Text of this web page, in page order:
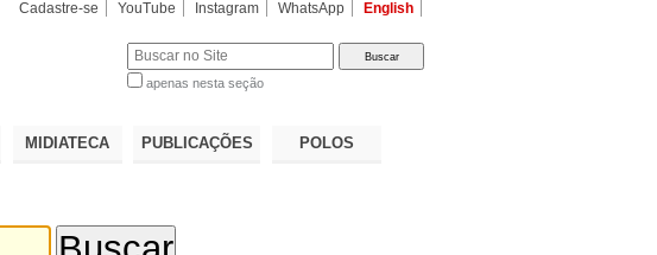
Cadastre-se YouTube Instagram WhatsApp English
apenas nesta seção
MIDIATECA PUBLICAÇÕES POLOS